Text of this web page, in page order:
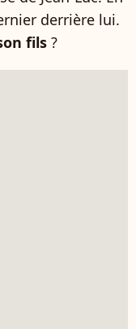
derrière lui.
fils ?